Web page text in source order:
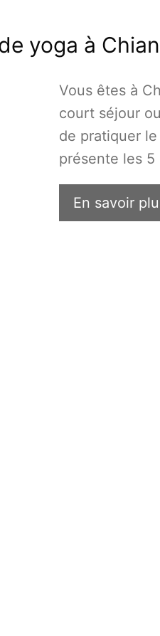
yoga à
Vous êtes à
court séjour
de pratiquer
présente les
En savoir